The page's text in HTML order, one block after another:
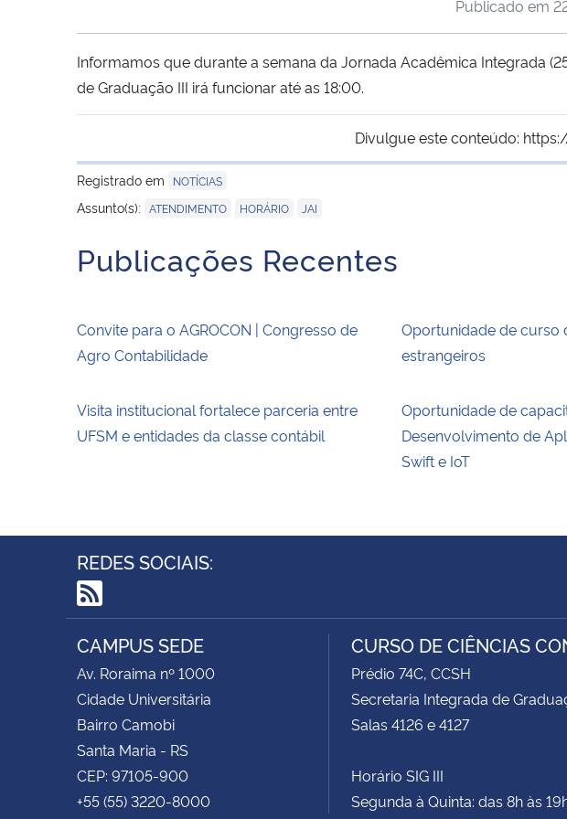
Publicado em
Informamos que durante a semana da Jornada Acadêmica Integrada
de Graduação III irá funcionar até as 18:00.
Divulgue este conteúdo:
Registrado em
NOTÍCIAS
Assunto(s): ATENDIMENTO HORÁRIO JAI
Publicações Recentes
Convite para o AGROCON | Congresso de
Agro Contabilidade
Oportunidade de curso
estrangeiros
Visita institucional fortalece parceria entre
UFSM e entidades da classe contábil
Oportunidade de
Desenvolvimento de
Swift e IoT
REDES SOCIAIS:
RSS
CAMPUS SEDE
Av. Roraima nº 1000
Cidade Universitária
Bairro Camobi
Santa Maria - RS
CEP: 97105-900
+55 (55) 3220-8000
CURSO DE CIÊNCIAS
Prédio 74C, CCSH
Secretaria Integrada de
Salas 4126 e 4127
Horário SIG III
Segunda à Quinta: das 8h às